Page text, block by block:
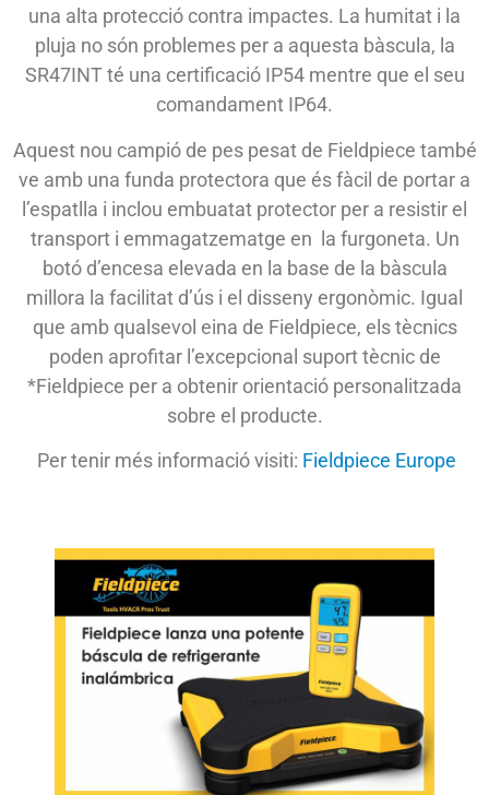
una alta protecció contra impactes. La humitat i la
pluja no són problemes per a aquesta bàscula, la
SR47INT té una certificació IP54 mentre que el seu
comandament IP64.
Aquest nou campió de pes pesat de Fieldpiece també
ve amb una funda protectora que és fàcil de portar a
l’espatlla i inclou embuatat protector per a resistir el
transport i emmagatzematge en la furgoneta. Un
botó d’encesa elevada en la base de la bàscula
millora la facilitat d’ús i el disseny ergonòmic. Igual
que amb qualsevol eina de Fieldpiece, els tècnics
poden aprofitar l’excepcional suport tècnic de
*Fieldpiece per a obtenir orientació personalitzada
sobre el producte.
Per tenir més informació visiti: Fieldpiece Europe